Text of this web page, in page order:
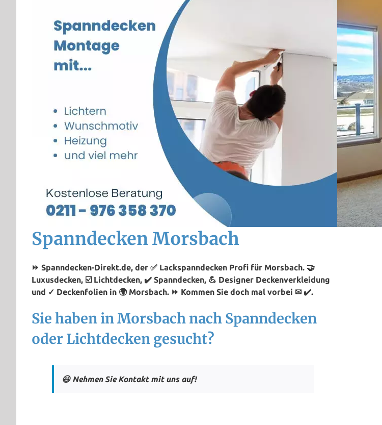
Spanndecken Morsbach
⏩ Spanndecken-Direkt.de, der ✅ Lackspanndecken Profi für Morsbach. 🤝
Luxusdecken, ☑️ Lichtdecken, ✔️ Spanndecken, 💪 Designer Deckenverkleidung
und ✓ Deckenfolien in 🌍 Morsbach. ⏩ Kommen Sie doch mal vorbei ✉ ✔️.
Sie haben in Morsbach nach Spanndecken
oder Lichtdecken gesucht?
😃 Nehmen Sie Kontakt mit uns auf!